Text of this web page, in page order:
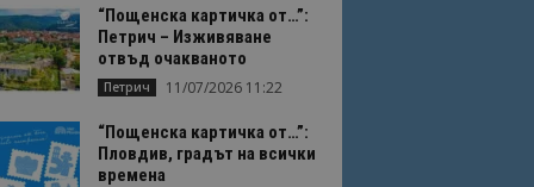
“Пощенска картичка от…”:
Петрич – Изживяване
отвъд очакваното
Петрич 11/07/2026 11:22
“Пощенска картичка от…”:
Пловдив, градът на всички
времена